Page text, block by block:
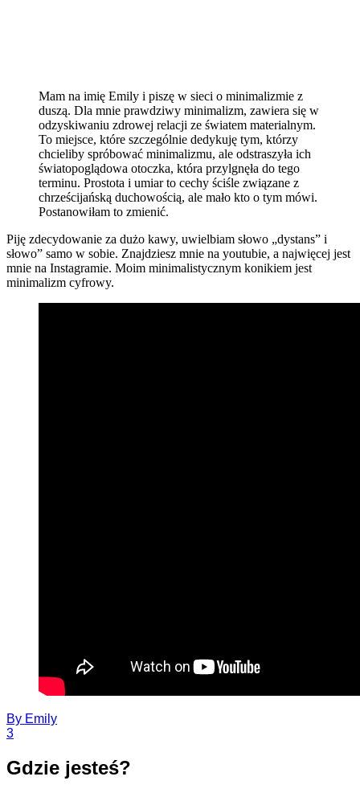
Mam na imię Emily i piszę w sieci o minimalizmie z
duszą. Dla mnie prawdziwy minimalizm, zawiera się w
odzyskiwaniu zdrowej relacji ze światem materialnym.
To miejsce, które szczególnie dedykuję tym, którzy
chcieliby spróbować minimalizmu, ale odstraszyła ich
światopoglądowa otoczka, która przylgnęła do tego
terminu. Prostota i umiar to cechy ściśle związane z
chrześcijańską duchowością, ale mało kto o tym mówi.
Postanowiłam to zmienić.
Piję zdecydowanie za dużo kawy, uwielbiam słowo „dystans” i
słowo” samo w sobie. Znajdziesz mnie na youtubie, a najwięcej jest
mnie na Instagramie. Moim minimalistycznym konikiem jest
minimalizm cyfrowy.
By Emily
3
Gdzie jesteś?